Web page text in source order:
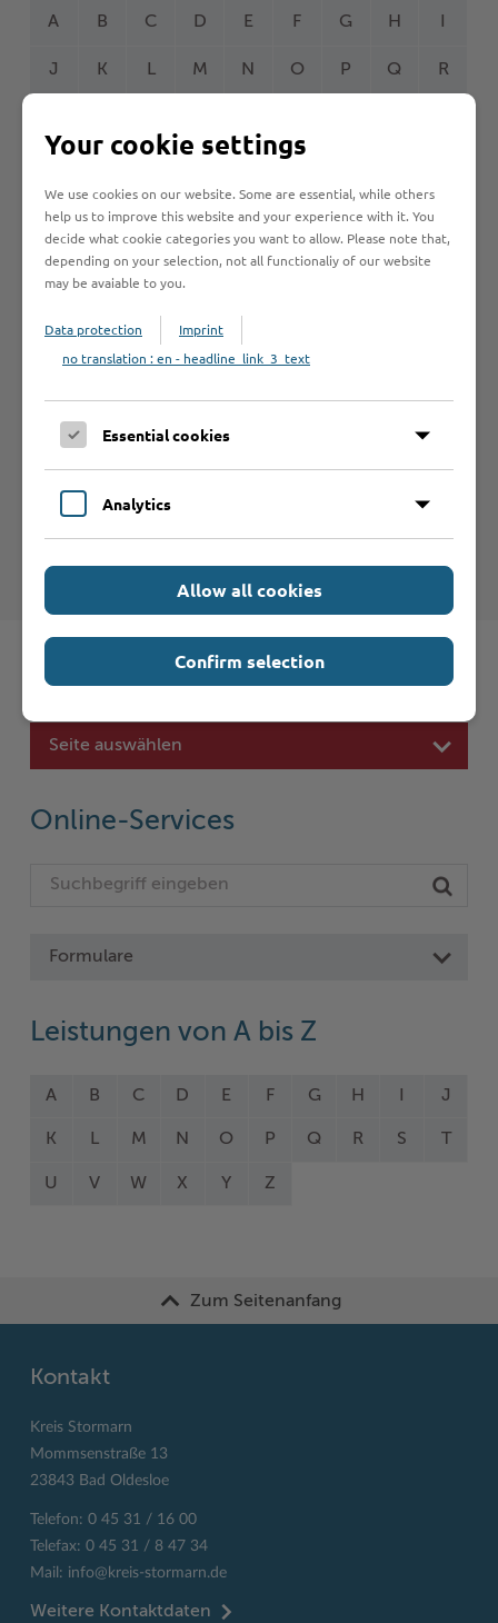
A B C D E F G H
J K L M N O P Q R
Betrieb anmelden
Sie vermissen einen Eintrag in der Liste? Melden Sie
Betrieb anmelden
Haftungsauschluss
Hinweise zum Haftungsausschluß bei Links zu anderen
Internet-Seiten entnehmen Sie bitte den
Nutzungsbedingungen.
Schnelleinstieg
Seite auswählen
Online-Services
Formulare
Leistungen von A bis Z
A B C D E F G H J
K L M N O P Q R S
U V W X Y Z
Zum Seitenanfang
Kontakt
Kreis Stormarn
Mommsenstraße 13
23843 Bad Oldesloe
Telefon: 0 45 31 / 16 00
Telefax: 0 45 31 / 8 47 34
Mail: info@kreis-stormarn.de
Weitere Kontaktdaten
Your cookie settings
We use cookies on our website. Some are essential, while others
help us to improve this website and your experience with it. You
decide what cookie categories you want to allow. Please note that,
depending on your selection, not all functionaliy of our website
may be avaiable to you.
Data protection
Imprint
no translation : en - headline_link_3_text
Essential cookies
Analytics
Allow all cookies
Confirm selection